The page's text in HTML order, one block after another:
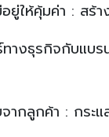
ยู่ให้คุ้มค่า : สร้
ทางธุรกิจกับแบ
ากลูกค้า : กร